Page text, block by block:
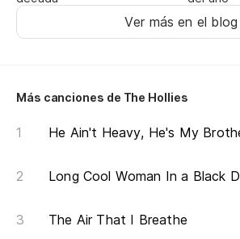
Ver más en el blog
Más canciones de The Hollies
He Ain't Heavy, He's My
Long Cool Woman In a Black
The Air That I Breathe